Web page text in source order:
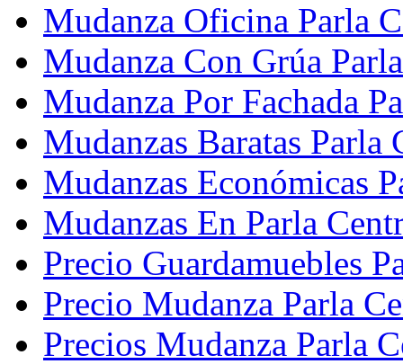
Mudanza Oficina Parla
Mudanza Con Grúa
Mudanza Por Fachada
Mudanzas Baratas Parla
Mudanzas Económicas
Mudanzas En Parla
Precio Guardamuebles
Precio Mudanza Parla
Precios Mudanza Parla